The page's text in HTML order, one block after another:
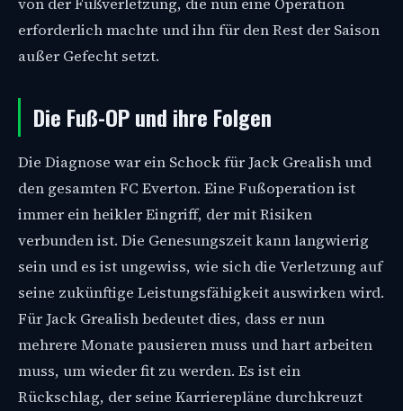
erforderlich machte und ihn für den Rest der Saison
außer Gefecht setzt.
Die Fuß-OP und ihre Folgen
Die Diagnose war ein Schock für Jack Grealish und
den gesamten FC Everton. Eine Fußoperation ist
immer ein heikler Eingriff, der mit Risiken
verbunden ist. Die Genesungszeit kann langwierig
sein und es ist ungewiss, wie sich die Verletzung auf
seine zukünftige Leistungsfähigkeit auswirken wird.
Für Jack Grealish bedeutet dies, dass er nun
mehrere Monate pausieren muss und hart arbeiten
muss, um wieder fit zu werden. Es ist ein
Rückschlag, der seine Karrierepläne durchkreuzt